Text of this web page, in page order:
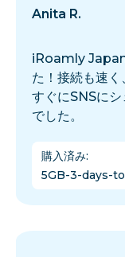
Anita R.
iRoamly
た！接続も速
すぐにSNSに
でした。
購入済み:
5GB-3-days-